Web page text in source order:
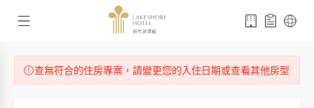
查無符合的住房專案，請變更您的入住日期或查看其他房型